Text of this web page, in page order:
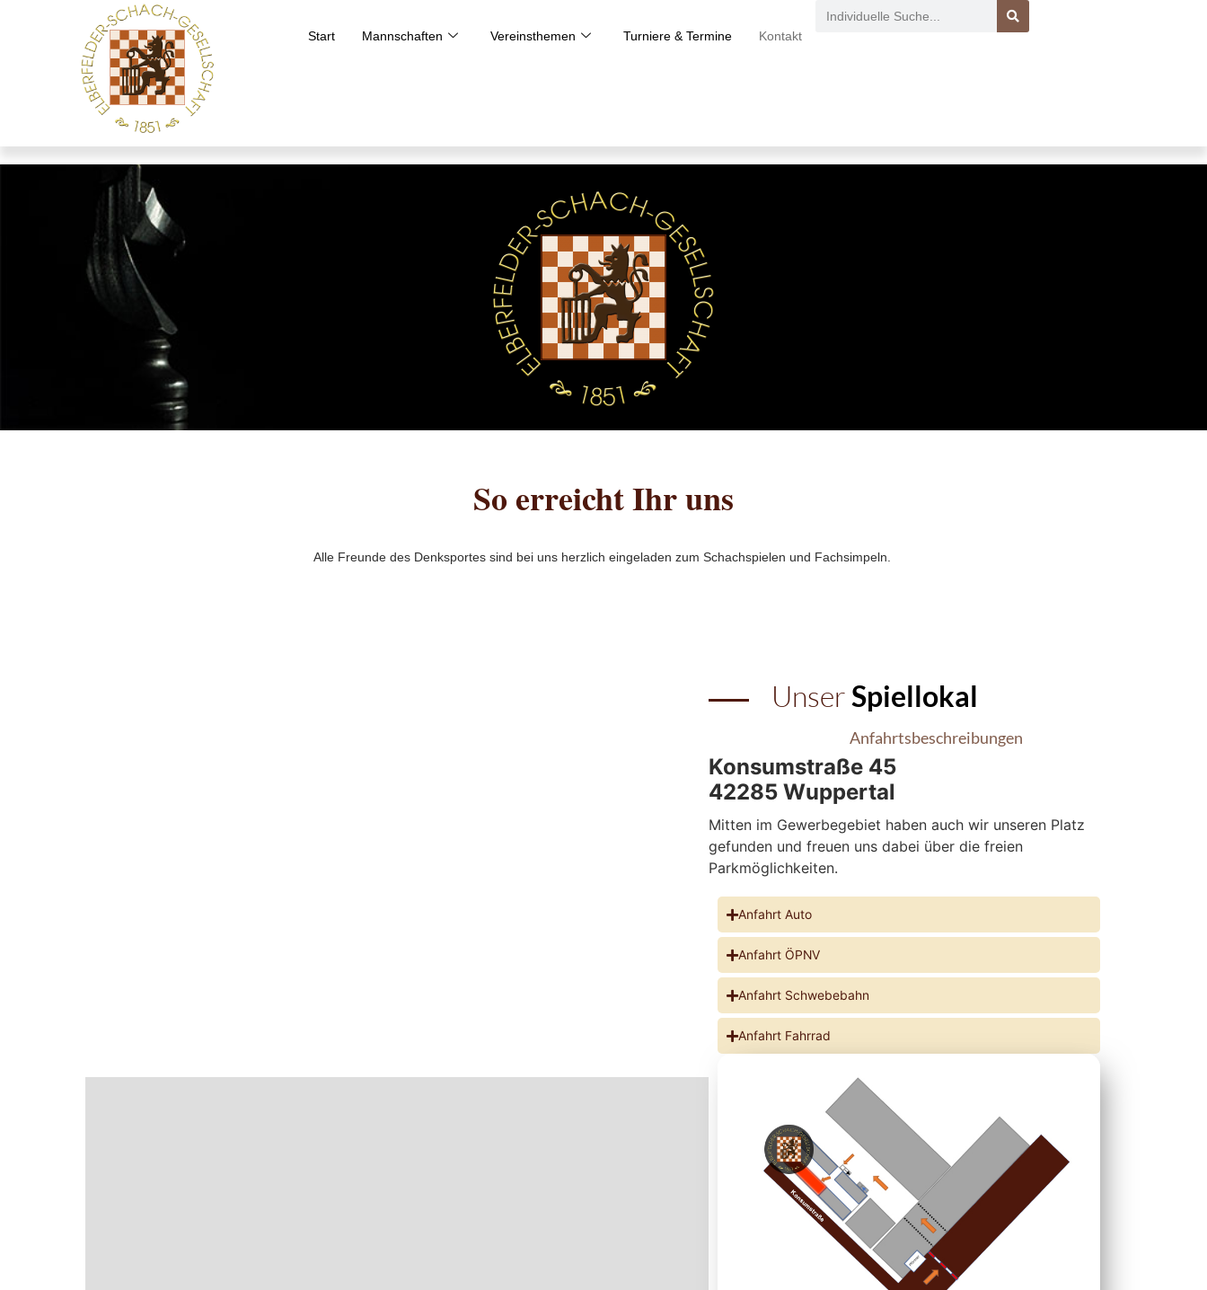
Start Mannschaften Vereinsthemen Turniere & Termine Kontakt
So erreicht Ihr uns
Alle Freunde des Denksportes sind bei uns herzlich eingeladen zum Schachspielen und Fachsimpeln.
UnserSpiellokal
Anfahrtsbeschreibungen
Konsumstraße 45
42285 Wuppertal
Mitten im Gewerbegebiet haben auch wir unseren Platz
gefunden und freuen uns dabei über die freien
Parkmöglichkeiten.
Anfahrt Auto
Anfahrt ÖPNV
Anfahrt Schwebebahn
Anfahrt Fahrrad